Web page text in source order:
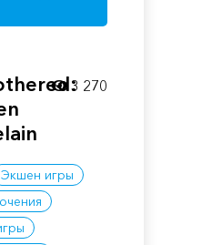
Экшен игры
3 270